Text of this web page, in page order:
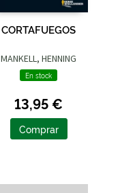
CORTAFUEGOS
MANKELL, HENNING
En stock
13,95 €
Comprar